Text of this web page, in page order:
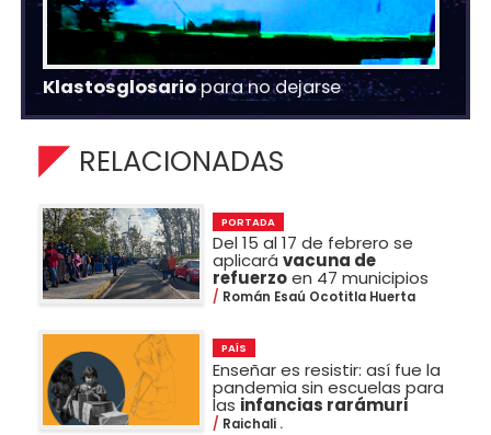
Klastosglosariopara no dejarse
RELACIONADAS
PORTADA
Del 15 al 17 de febrero se
aplicarávacuna de
refuerzoen 47 municipios
Román Esaú Ocotitla Huerta
PAÍS
Enseñar es resistir: así fue la
pandemia sin escuelas para
las infancias rarámuri
Raichali .